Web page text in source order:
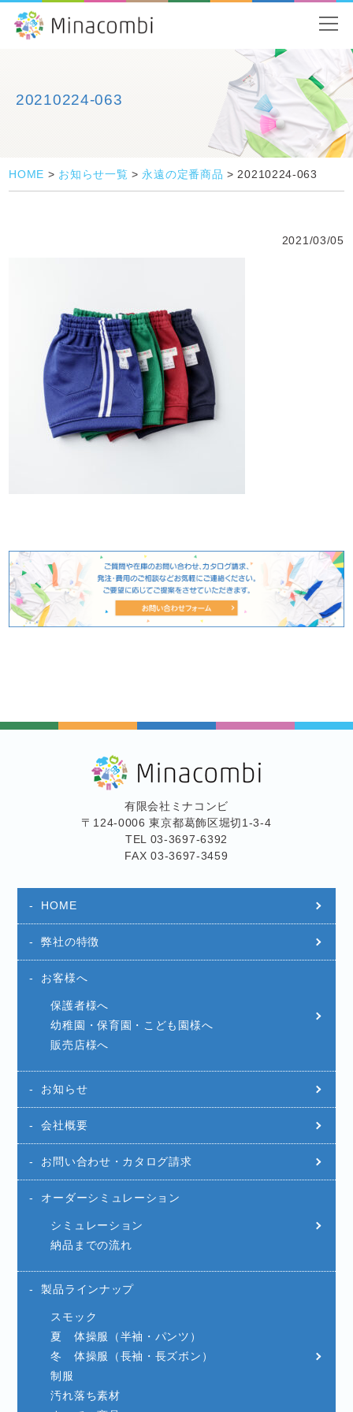
20210224-063
HOME > お知らせ一覧 > 永遠の定番商品 > 20210224-063
2021/03/05
有限会社ミナコンビ
〒124-0006 東京都葛飾区堀切1-3-4
TEL 03-3697-6392
FAX 03-3697-3459
HOME
弊社の特徴
お客様へ
保護者様へ
幼稚園・保育園・こども園様へ
販売店様へ
お知らせ
会社概要
お問い合わせ・カタログ請求
オーダーシミュレーション
シミュレーション
納品までの流れ
製品ラインナップ
スモック
夏 体操服（半袖・パンツ）
冬 体操服（長袖・長ズボン）
制服
汚れ落ち素材